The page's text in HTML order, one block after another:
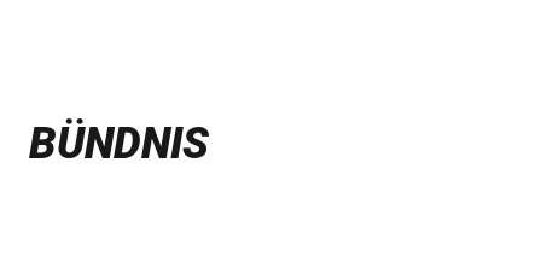
BÜNDNIS